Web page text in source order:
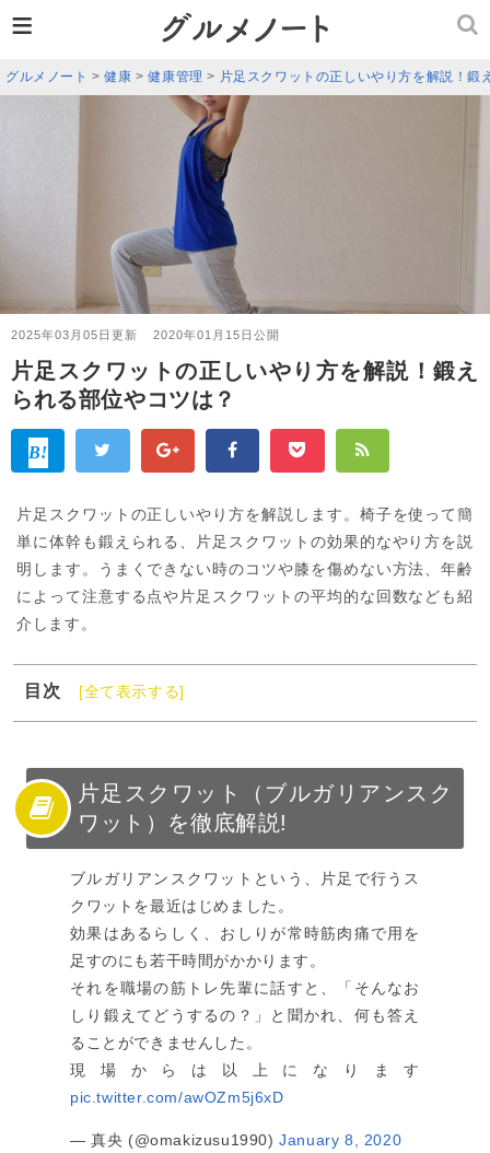
グルメノート >健康 >健康管理 > 片足スクワットの正しいやり方を解説！鍛
2025年03月05日更新 2020年01月15日公開
片足スクワットの正しいやり方を解説！鍛え
られる部位やコツは？
片足スクワットの正しいやり方を解説します。椅子を使って簡
単に体幹も鍛えられる、片足スクワットの効果的なやり方を説
明します。うまくできない時のコツや膝を傷めない方法、年齢
によって注意する点や片足スクワットの平均的な回数なども紹
介します。
目次
[全て表示する]
1
片足スクワット（ブルガリアンスクワット）を徹底解説!
3
片足スクワットの効果
4
片足スクワットのやり方
5
片足スクワットのメニュー
片足スクワットの効果を高めるコツ
片足スクワットは膝を傷める?
片足スクワットをマスターしよう
片足スクワット（ブルガリアンスク
ワット）を徹底解説!
ブルガリアンスクワットという、片足で行うス
クワットを最近はじめました。
効果はあるらしく、おしりが常時筋肉痛で用を
足すのにも若干時間がかかります。
それを職場の筋トレ先輩に話すと、「そんなお
しり鍛えてどうするの？」と聞かれ、何も答え
ることができませんした。
現場からは以上になります
pic.twitter.com/awOZm5j6xD
— 真央 (@omakizusu1990)January 8, 2020
≡